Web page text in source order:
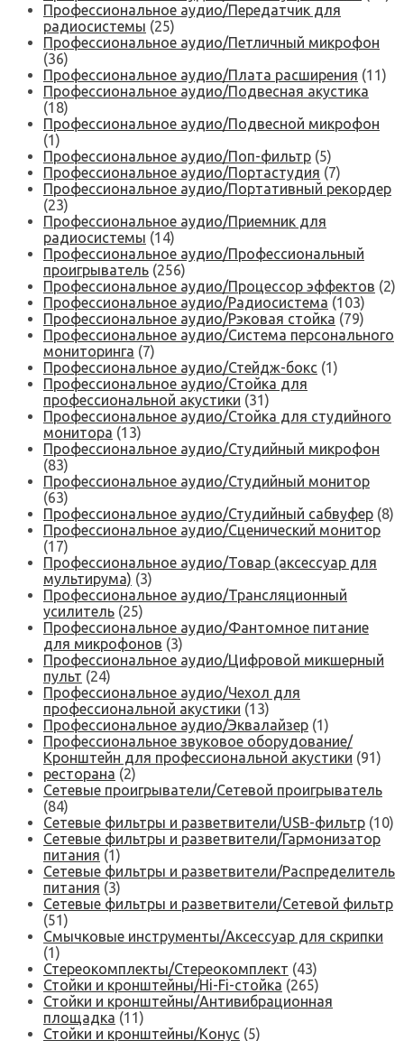
Профессиональное аудио/Передатчик для
радиосистемы (25)
Профессиональное аудио/Петличный микрофон
(36)
Профессиональное аудио/Плата расширения (11)
Профессиональное аудио/Подвесная акустика
(18)
Профессиональное аудио/Подвесной микрофон
(1)
Профессиональное аудио/Поп-фильтр (5)
Профессиональное аудио/Портастудия (7)
Профессиональное аудио/Портативный рекордер
(23)
Профессиональное аудио/Приемник для
радиосистемы (14)
Профессиональное аудио/Профессиональный
проигрыватель (256)
Профессиональное аудио/Процессор эффектов (2)
Профессиональное аудио/Радиосистема (103)
Профессиональное аудио/Рэковая стойка (79)
Профессиональное аудио/Система персонального
мониторинга (7)
Профессиональное аудио/Стейдж-бокс (1)
Профессиональное аудио/Стойка для
профессиональной акустики (31)
Профессиональное аудио/Стойка для студийного
монитора (13)
Профессиональное аудио/Студийный микрофон
(83)
Профессиональное аудио/Студийный монитор
(63)
Профессиональное аудио/Студийный сабвуфер (8)
Профессиональное аудио/Сценический монитор
(17)
Профессиональное аудио/Товар (аксессуар для
мультирума) (3)
Профессиональное аудио/Трансляционный
усилитель (25)
Профессиональное аудио/Фантомное питание
для микрофонов (3)
Профессиональное аудио/Цифровой микшерный
пульт (24)
Профессиональное аудио/Чехол для
профессиональной акустики (13)
Профессиональное аудио/Эквалайзер (1)
Профессиональное звуковое оборудование/
Кронштейн для профессиональной акустики (91)
ресторана (2)
Сетевые проигрыватели/Сетевой проигрыватель
(84)
Сетевые фильтры и разветвители/USB-фильтр (10)
Сетевые фильтры и разветвители/Гармонизатор
питания (1)
Сетевые фильтры и разветвители/Распределитель
питания (3)
Сетевые фильтры и разветвители/Сетевой фильтр
(51)
Смычковые инструменты/Аксессуар для скрипки
(1)
Стереокомплекты/Стереокомплект (43)
Стойки и кронштейны/Hi-Fi-стойка (265)
Стойки и кронштейны/Антивибрационная
площадка (11)
Стойки и кронштейны/Конус (5)